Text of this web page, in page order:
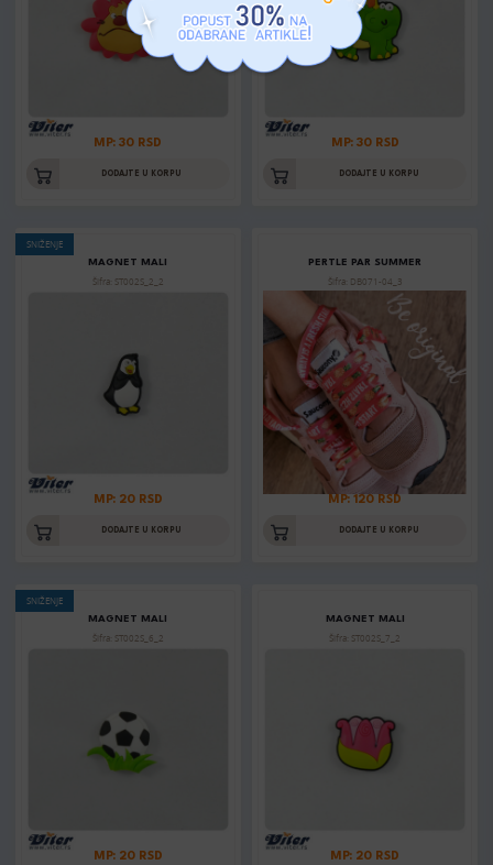
MP: 30 RSD
DODAJTE U KORPU
MP: 30 RSD
DODAJTE U KORPU
SNIŽENJE
MAGNET MALI
Šifra: ST002S_2_2
MP: 20 RSD
DODAJTE U KORPU
PERTLE PAR SUMMER
Šifra: DB071-04_3
MP: 120 RSD
DODAJTE U KORPU
SNIŽENJE
MAGNET MALI
Šifra: ST002S_6_2
MP: 20 RSD
MAGNET MALI
Šifra: ST002S_7_2
MP: 20 RSD